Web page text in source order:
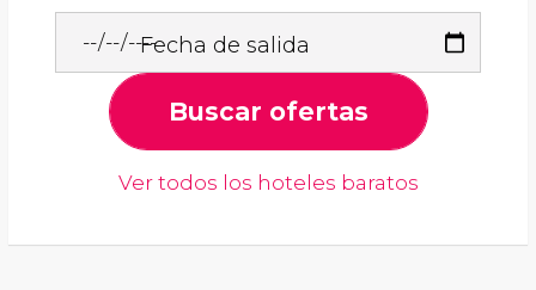
Fecha de salida
Buscar ofertas
Ver todos los hoteles baratos